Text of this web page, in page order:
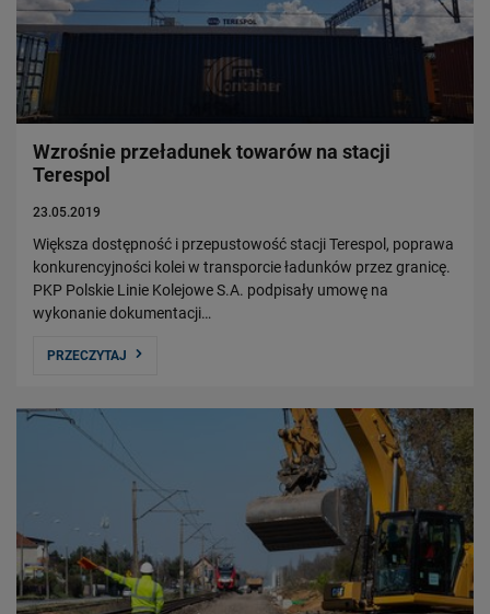
Wzrośnie przeładunek towarów na stacji
Terespol
23.05.2019
Większa dostępność i przepustowość stacji Terespol, poprawa
konkurencyjności kolei w transporcie ładunków przez granicę.
PKP Polskie Linie Kolejowe S.A. podpisały umowę na
wykonanie dokumentacji…
PRZECZYTAJ